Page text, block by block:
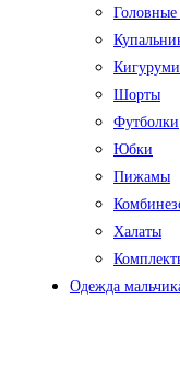
Кигуруми
Шорты
Футболки
Юбки
Пижамы
Халаты
Одежда